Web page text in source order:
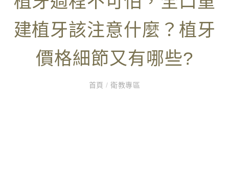
建植牙該注意什麼？植牙
價格細節又有哪些?
首頁/ 衛教專區